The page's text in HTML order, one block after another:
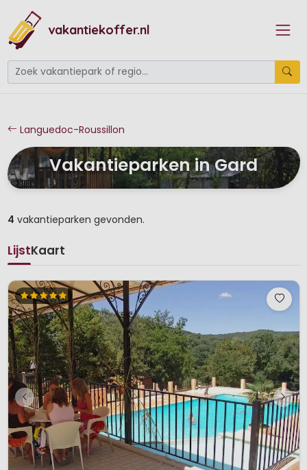
vakantiekoffer.nl
Languedoc-Roussillon
Vakantieparken in Gard
4 vakantieparken gevonden.
LijstKaart